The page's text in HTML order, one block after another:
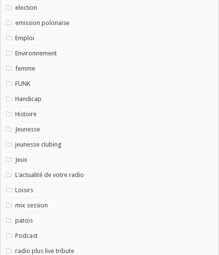
election
emission polonaise
Emploi
Environnement
femme
FUNK
Handicap
Histoire
Jeunesse
jeunesse clubing
Jeux
L'actualité de votre radio
Loisirs
mix session
patois
Podcast
radio plus live tribute